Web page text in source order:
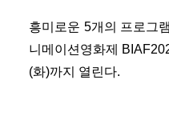
흥미로운 5개의 프로그
니메이션영화제
(화)까지 열린다.